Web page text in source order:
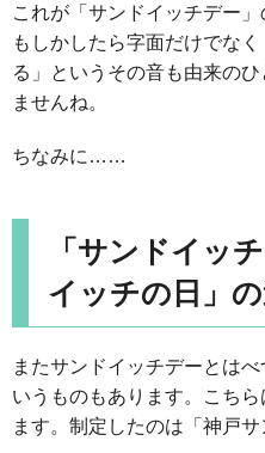
これが「サンドイッチデー」
もしかしたら字面だけでなく
る」というその音も由来の
ませんね。
ちなみに……
「サンドイッ
イッチの日」
またサンドイッチデーとはべ
いうものもあります。こちら
ます。制定したのは「神戸サ